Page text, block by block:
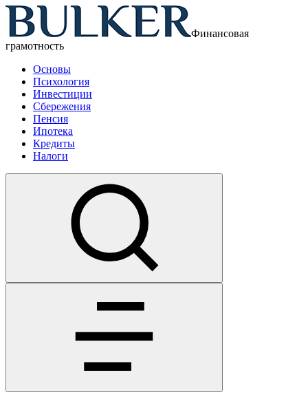
Финансовая
грамотность
Основы
Психология
Инвестиции
Сбережения
Пенсия
Ипотека
Кредиты
Налоги